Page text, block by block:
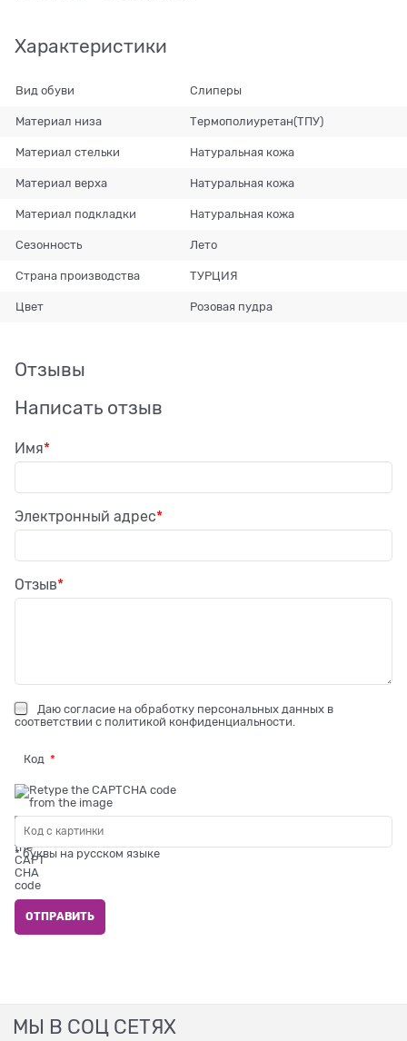
Характеристики
Вид обуви Слиперы
Материал низа Термополиуретан(ТПУ)
Материал стельки Натуральная кожа
Материал верха Натуральная кожа
Материал подкладки Натуральная кожа
Сезонность Лето
Страна производства ТУРЦИЯ
Цвет Розовая пудра
Отзывы
Написать отзыв
Имя
Электронный адрес
Отзыв
Даю согласие на обработку персональных данных в
соответствии с политикой конфиденциальности
Код
* буквы на русском языке
МЫ В СОЦ СЕТЯХ